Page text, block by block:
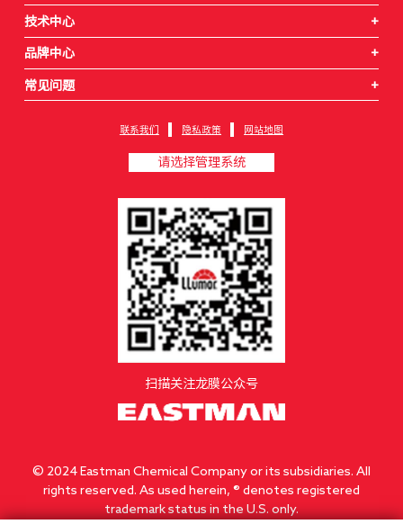
技术中心 +
品牌中心 +
常见问题 +
联系我们 隐私政策 网站地图
请选择管理系统
扫描关注龙膜公众号
© 2024 Eastman Chemical Company or its subsidiaries. All
rights reserved. As used herein, ® denotes registered
trademark status in the U.S. only.